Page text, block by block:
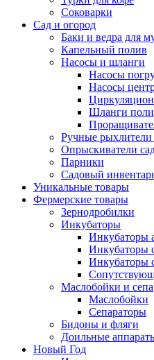
Соковарки
Сад и огород
Баки и ведра для
Капельный полив
Насосы и шланги
Насосы
Насосы
Шланги
Ручные
Опрыскиватели
Парники
Садовый
Уникальные товары
Фермерские товары
Зернодробилки
Инкубаторы
Инкубаторы
Инкубаторы
Инкубаторы
Маслобойки и
Маслобойки
Сепараторы
Бидоны и фляги
Доильные
Новый Год